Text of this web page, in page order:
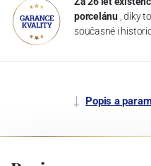
porcelánu , díky
současné i
Popis a